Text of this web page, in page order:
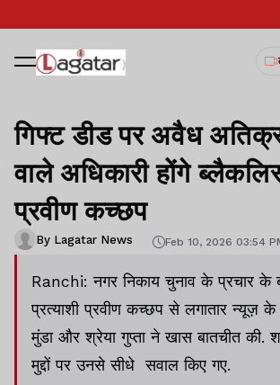
गिफ्ट डीड पर अवैध
वाले अधिकारी होंगे
प्रवीण कच्छप
By Lagatar News Feb 10, 2026 03:54
Ranchi: नगर निकाय चुनाव के प्रचार के
प्रत्याशी प्रवीण कच्छप से लगातार न्यूज़ के
मुंडा और श्रेया गुप्ता ने खास बातचीत की.
मुद्दों पर उनसे सीधे सवाल किए गए.